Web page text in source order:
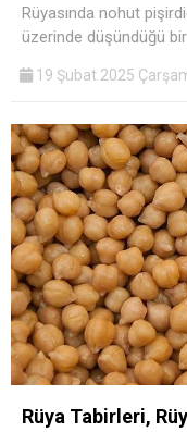
Rüyasında nohut
üzerinde düşündüğü
19 Şubat 2025
Rüya Tabirleri,